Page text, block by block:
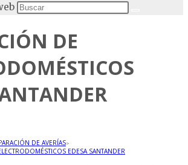
DE
DE AVERÍAS>
EDESA SANTANDER